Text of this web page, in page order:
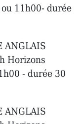
11h00- durée
ANGLAIS
Horizons
- durée 30
ANGLAIS